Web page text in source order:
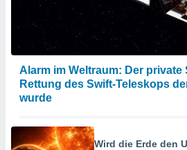
Alarm im Weltraum: Der private
Rettung des Swift-Teleskops
wurde
Wird die Erde den